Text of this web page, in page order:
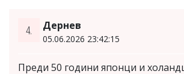
4. Дернев
05.06.2026 23:42:15
Преди 50 години японци и